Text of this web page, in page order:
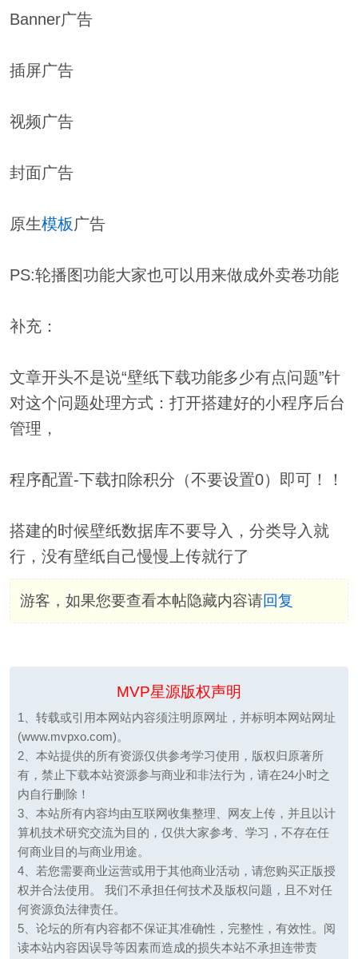
Banner广告
插屏广告
视频广告
封面广告
原生模板广告
PS:轮播图功能大家也可以用来做成外卖卷功能
补充：
文章开头不是说“壁纸下载功能多少有点问题”针
对这个问题处理方式：打开搭建好的小程序后台
管理，
程序配置-下载扣除积分（不要设置0）即可！！
搭建的时候壁纸数据库不要导入，分类导入就
行，没有壁纸自己慢慢上传就行了
游客，如果您要查看本帖隐藏内容请回复
MVP星源版权声明
1、转载或引用本网站内容须注明原网址，并标明本网站网址
(www.mvpxo.com)。
2、本站提供的所有资源仅供参考学习使用，版权归原著所
有，禁止下载本站资源参与商业和非法行为，请在24小时之
内自行删除！
3、本站所有内容均由互联网收集整理、网友上传，并且以计
算机技术研究交流为目的，仅供大家参考、学习，不存在任
何商业目的与商业用途。
4、若您需要商业运营或用于其他商业活动，请您购买正版授
权并合法使用。 我们不承担任何技术及版权问题，且不对任
何资源负法律责任。
5、论坛的所有内容都不保证其准确性，完整性，有效性。阅
读本站内容因误导等因素而造成的损失本站不承担连带责